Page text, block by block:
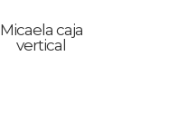
Micaela caja
vertical